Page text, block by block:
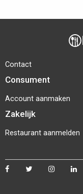
Contact
Consument
Account aanmaken
Zakelijk
Restaurant aanmelden